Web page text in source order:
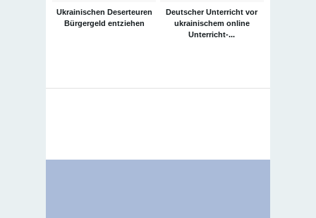
Ukrainischen Deserteuren
Bürgergeld entziehen
Deutscher Unterricht vor
ukrainischem online
Unterricht-...